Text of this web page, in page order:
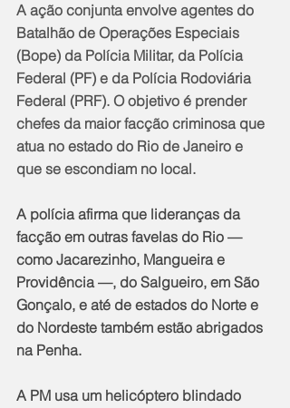
A ação conjunta envolve agentes do
Batalhão de Operações Especiais
(Bope) da Polícia Militar, da Polícia
Federal (PF) e da Polícia Rodoviária
Federal (PRF). O objetivo é prender
chefes da maior facção criminosa que
atua no estado do Rio de Janeiro e
que se escondiam no local.
A polícia afirma que lideranças da
facção em outras favelas do Rio —
como Jacarezinho, Mangueira e
Providência —, do Salgueiro, em São
Gonçalo, e até de estados do Norte e
do Nordeste também estão abrigados
na Penha.
A PM usa um helicóptero blindado